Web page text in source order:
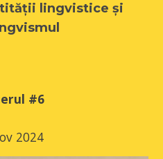
lingvistice și
#6
2024